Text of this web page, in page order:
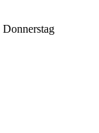
Donnerstag